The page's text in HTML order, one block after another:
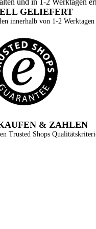
GELIEFERT
innerhalb von 1-2 Werktagen
& ZAHLEN
Trusted Shops